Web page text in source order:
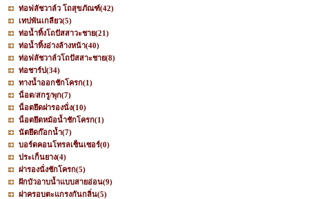
ท่อฟลัชวาล์ว โถสุขภัณฑ์(42)
เทปพันเกลียว(5)
ท่อน้ำทิ้งโถปัสสาวะชาย(21)
ท่อน้ำทิ้งอ่างล้างหน้า(40)
ท่อฟลัชวาล์วโถปัสสาะชาย(8)
ท่อชาร์ป(34)
ทางน้ำออกชักโครก(1)
น็อต/สกรู/พุก(7)
น็อตยึดฝารองนั่ง(10)
น็อตยึดหม้อน้ำชักโครก(1)
นัตยึดก๊อกน้ำ(7)
บอร์ดคอนโทรลเซ็นเซอร์(0)
ประเก็นยาง(4)
ฝารองนั่งชักโครก(5)
ฝักบัวอาบน้ำแบบสายอ่อน(9)
ฝาครอบตะแกรงกันกลิ่น(5)